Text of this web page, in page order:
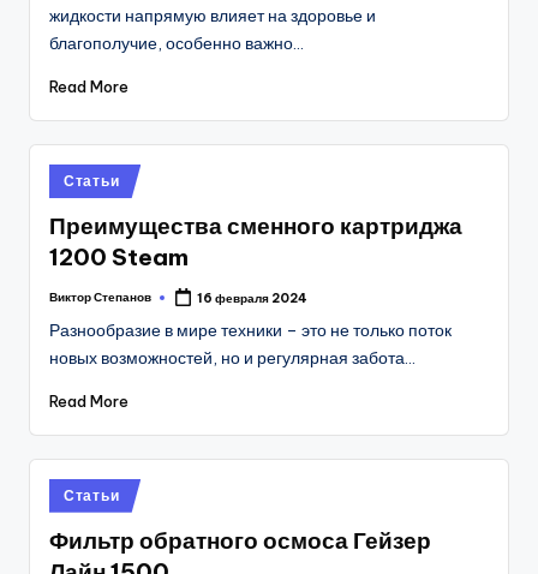
жидкости напрямую влияет на здоровье и
благополучие, особенно важно…
Read More
Posted
in
Статьи
Преимущества сменного картриджа
1200 Steam
Posted
Виктор Степанов 16 февраля 2024
Разнообразие в мире техники – это не только поток
новых возможностей, но и регулярная забота…
Read More
Posted
in
Статьи
Фильтр обратного осмоса Гейзер